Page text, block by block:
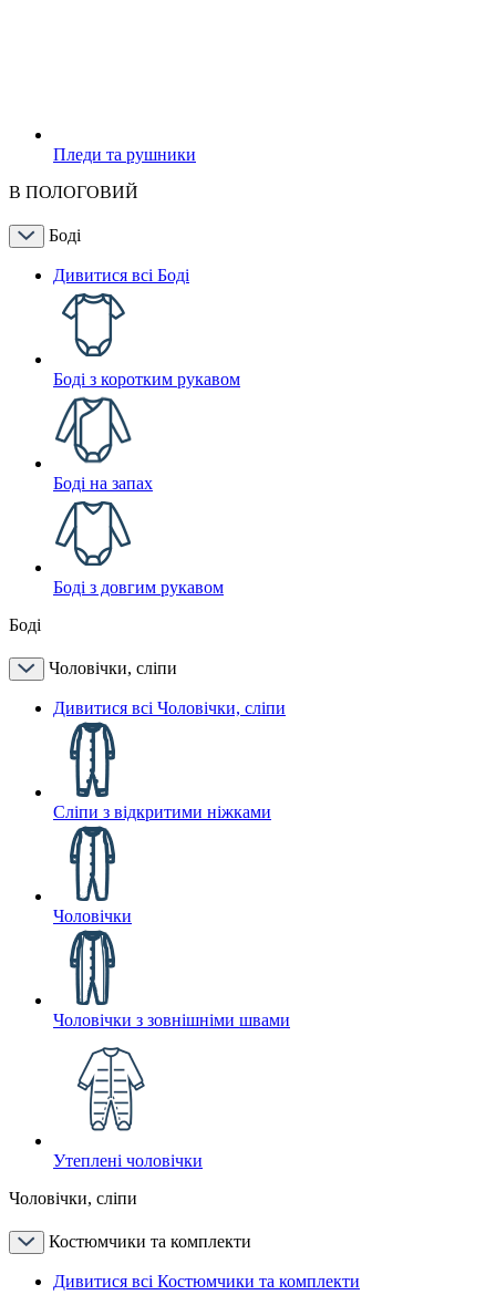
Пледи та рушники
В ПОЛОГОВИЙ
Боді
Дивитися всі Боді
Боді з коротким рукавом
Боді на запах
Боді з довгим рукавом
Боді
Чоловічки, сліпи
Дивитися всі Чоловічки, сліпи
Сліпи з відкритими ніжками
Чоловічки
Чоловічки з зовнішніми швами
Утеплені чоловічки
Чоловічки, сліпи
Костюмчики та комплекти
Дивитися всі Костюмчики та комплекти